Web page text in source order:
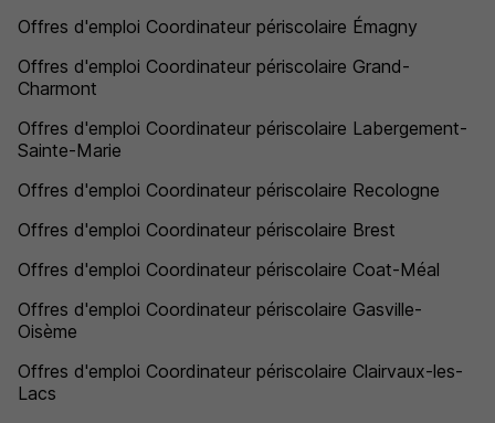
Offres d'emploi Coordinateur périscolaire Émagny
Offres d'emploi Coordinateur périscolaire Grand-
Charmont
Offres d'emploi Coordinateur périscolaire Labergement-
Sainte-Marie
Offres d'emploi Coordinateur périscolaire Recologne
Offres d'emploi Coordinateur périscolaire Brest
Offres d'emploi Coordinateur périscolaire Coat-Méal
Offres d'emploi Coordinateur périscolaire Gasville-
Oisème
Offres d'emploi Coordinateur périscolaire Clairvaux-les-
Lacs